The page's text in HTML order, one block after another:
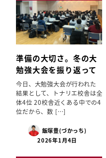
準備の大切さ。冬の大
勉強大会を振り返って
今日、大勉強大会が行われた
結果として、トナリエ校舎は全
体4位 20校舎近くある中での4
位だから、数 […]
飯塚豊(づかっち)
2026年1月4日